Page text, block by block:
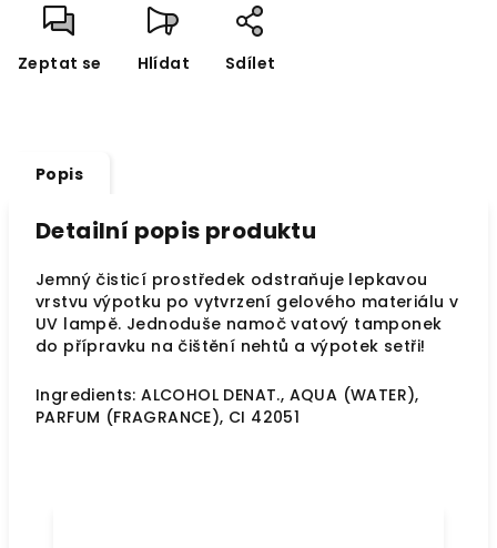
Zeptat se Hlídat Sdílet
Popis
Detailní popis produktu
Jemný čisticí prostředek odstraňuje lepkavou
vrstvu výpotku po vytvrzení gelového materiálu v
UV lampě. Jednoduše namoč vatový tamponek
do přípravku na čištění nehtů a výpotek setři!
Ingredients: ALCOHOL DENAT., AQUA (WATER),
PARFUM (FRAGRANCE), CI 42051